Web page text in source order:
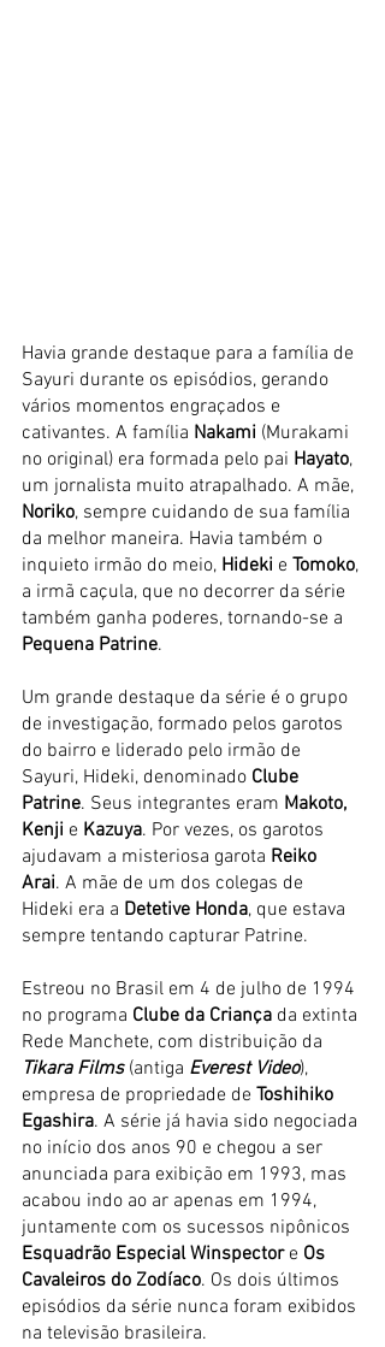
Havia grande destaque para a família de
Sayuri durante os episódios, gerando
vários momentos engraçados e
cativantes. A família Nakami (Murakami
no original) era formada pelo pai Hayato,
um jornalista muito atrapalhado. A mãe,
Noriko, sempre cuidando de sua família
da melhor maneira. Havia também o
inquieto irmão do meio, Hideki e Tomoko,
a irmã caçula, que no decorrer da série
também ganha poderes, tornando-se a
Pequena Patrine.
Um grande destaque da série é o grupo
de investigação, formado pelos garotos
do bairro e liderado pelo irmão de
Sayuri, Hideki, denominado Clube
Patrine. Seus integrantes eram Makoto,
Kenji e Kazuya. Por vezes, os garotos
ajudavam a misteriosa garota Reiko
Arai. A mãe de um dos colegas de
Hideki era a Detetive Honda, que estava
sempre tentando capturar Patrine.
Estreou no Brasil em 4 de julho de 1994
no programa Clube da Criança da extinta
Rede Manchete, com distribuição da
Tikara Films (antiga Everest Video),
empresa de propriedade de Toshihiko
Egashira. A série já havia sido negociada
no início dos anos 90 e chegou a ser
anunciada para exibição em 1993, mas
acabou indo ao ar apenas em 1994,
juntamente com os sucessos nipônicos
Esquadrão Especial Winspector e Os
Cavaleiros do Zodíaco. Os dois últimos
episódios da série nunca foram exibidos
na televisão brasileira.